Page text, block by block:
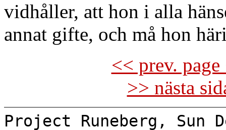
vidhåller, att hon i alla
annat gifte, och må hon
<< prev.
>> nästa
Project Runeberg, Sun